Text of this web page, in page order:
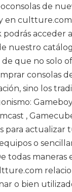
de
en cultture.com
podrás acceder
nuestro
que no solo
consolas
sino los
,
para actualizar
o
todas maneras
o bien